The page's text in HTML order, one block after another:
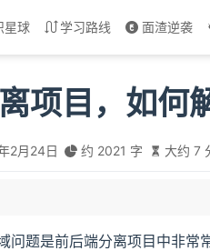
星球 学习路线 面渣逆袭
项目，如何
2月24日 约 2021 字 大约 7
问题是前后端分离项目中非常